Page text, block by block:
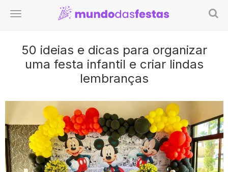
50 ideias e dicas para organizar
uma festa infantil e criar lindas
lembranças